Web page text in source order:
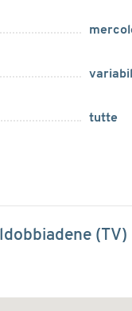
tutte
(TV)